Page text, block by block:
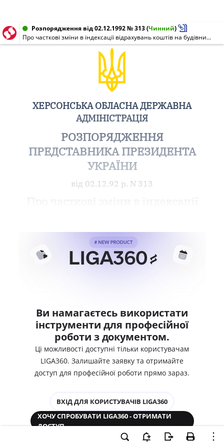
Розпорядження від 02.12.1992 № 313(Чинний)
Про часткові зміни в індексації відрахувань коштів на будівництво і ремонт автомобільних шляхів в 1992 році
ХЕРСОНСЬКА ОБЛАСНА ДЕРЖАВНА
АДМІНІСТРАЦІЯ
РОЗПОРЯДЖЕННЯ
ПРЕДСТАВНИКА ПРЕЗИДЕНТА
УКРАЇНИ
від 02.12.92 р. N 313
Ви намагаєтесь використати
інструменти для професійної
роботи з документом.
Ці можливості доступні тільки користувачам
LIGA360. Залишайте заявку та отримайте
доступ для професійної роботи прямо зараз.
ВХІД ДЛЯ КОРИСТУВАЧІВ LIGA360
ХОЧУ СПРОБУВАТИ LIGA360 - ОТРИМАТИ
ДОСТУП